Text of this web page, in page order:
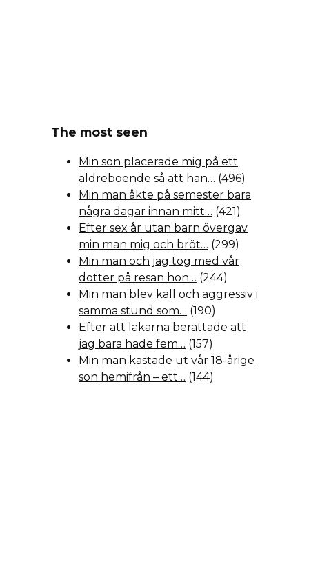
The most seen
Min son placerade mig på ett
äldreboende så att han… (496)
Min man åkte på semester bara
några dagar innan mitt… (421)
Efter sex år utan barn övergav
min man mig och bröt… (299)
Min man och jag tog med vår
dotter på resan hon… (244)
Min man blev kall och aggressiv i
samma stund som… (190)
Efter att läkarna berättade att
jag bara hade fem… (157)
Min man kastade ut vår 18-årige
son hemifrån – ett… (144)